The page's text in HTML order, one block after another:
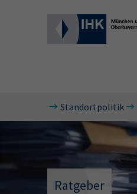
Standortpolitik
Ratgeber